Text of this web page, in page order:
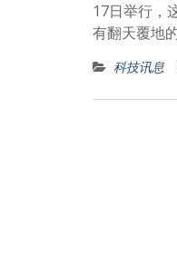
17日举行，
有翻天覆地
科技讯息